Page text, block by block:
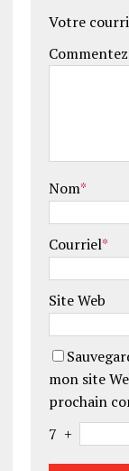
Votre
Commentez
Nom*
Courriel*
Site Web
mon site
prochain
7 +